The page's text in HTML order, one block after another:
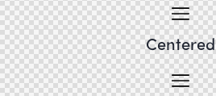
Centered